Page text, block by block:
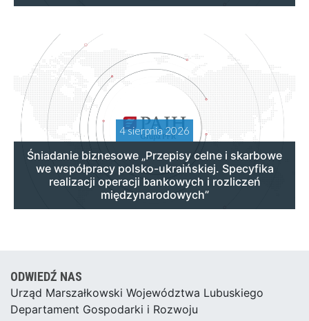
4 sierpnia 2026
Śniadanie biznesowe „Przepisy celne i skarbowe
we współpracy polsko-ukraińskiej. Specyfika
realizacji operacji bankowych i rozliczeń
międzynarodowych”
ODWIEDŹ NAS
Urząd Marszałkowski Województwa Lubuskiego
Departament Gospodarki i Rozwoju